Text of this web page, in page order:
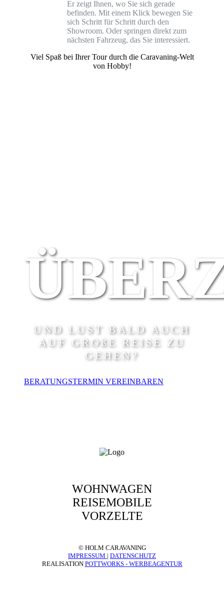
Er zeigt Ihnen, wo Sie sich gerade
befinden. Mit einem Klick bewegen Sie
sich Schritt für Schritt durch den
Showroom. Oder springen direkt zum
nächsten Fahrzeug, das Sie interessiert.
Viel Spaß bei Ihrer Tour durch die Caravaning-Welt
von Hobby!
UND LUST BALD AUCH
AUF GROßE REISE ZU
GEHEN?
BERATUNGSTERMIN VEREINBAREN
WOHNWAGEN
REISEMOBILE
VORZELTE
© HOLM CARAVANING
IMPRESSUM | DATENSCHUTZ
REALISATION POTTWORKS - WERBEAGENTUR